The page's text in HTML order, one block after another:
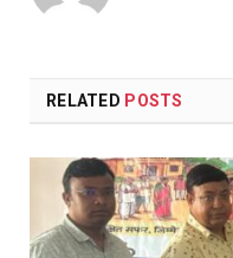
RELATED POSTS